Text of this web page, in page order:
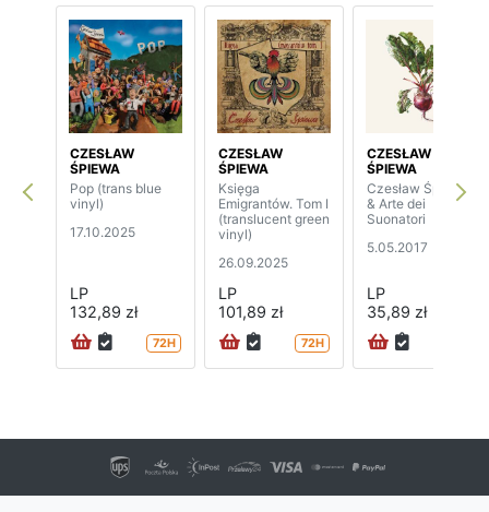
CZESŁAW
ŚPIEWA
Pop (trans blue
vinyl)
17.10.2025
LP
132,89 zł
72H
CZESŁAW
ŚPIEWA
Księga
Emigrantów. Tom I
(translucent green
vinyl)
26.09.2025
LP
101,89 zł
72H
CZESŁAW
ŚPIEWA
Czesław Śpiewa
& Arte dei
Suonatori
5.05.2017
LP
35,89 zł